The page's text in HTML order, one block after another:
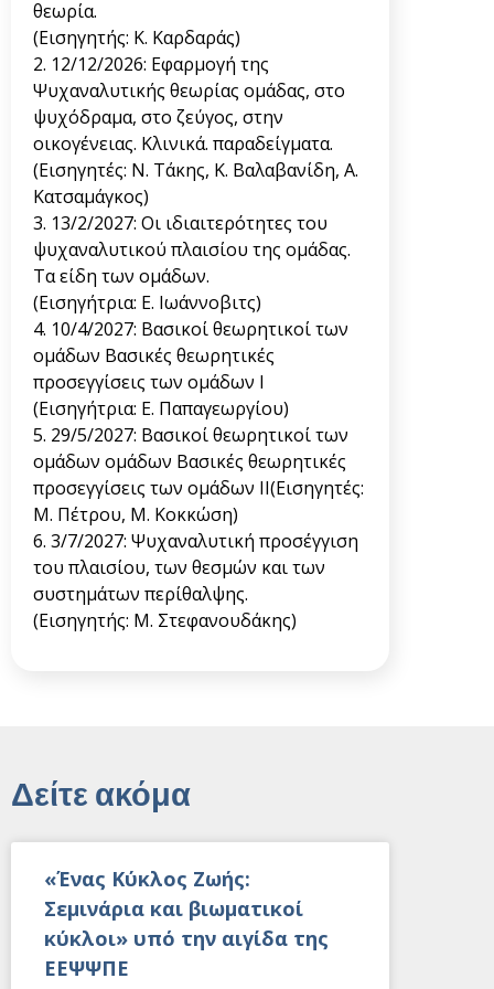
θεωρία.
(Εισηγητής: Κ. Καρδαράς)
2. 12/12/2026: Εφαρμογή της
Ψυχαναλυτικής θεωρίας ομάδας, στο
ψυχόδραμα, στο ζεύγος, στην
οικογένειας. Κλινικά. παραδείγματα.
(Εισηγητές: Ν. Τάκης, Κ. Βαλαβανίδη, Α.
Κατσαμάγκος)
3. 13/2/2027: Οι ιδιαιτερότητες του
ψυχαναλυτικού πλαισίου της ομάδας.
Τα είδη των ομάδων.
(Εισηγήτρια: Ε. Ιωάννοβιτς)
4. 10/4/2027: Βασικοί θεωρητικοί των
ομάδων Βασικές θεωρητικές
προσεγγίσεις των ομάδων Ι
(Εισηγήτρια: Ε. Παπαγεωργίου)
5. 29/5/2027: Βασικοί θεωρητικοί των
ομάδων ομάδων Βασικές θεωρητικές
προσεγγίσεις των ομάδων ΙΙ(Εισηγητές:
Μ. Πέτρου, Μ. Κοκκώση)
6. 3/7/2027: Ψυχαναλυτική προσέγγιση
του πλαισίου, των θεσμών και των
συστημάτων περίθαλψης.
(Εισηγητής: Μ. Στεφανουδάκης)
Δείτε ακόμα
«Ένας Κύκλος Ζωής:
Σεμινάρια και βιωματικοί
κύκλοι» υπό την αιγίδα της
ΕΕΨΨΠΕ